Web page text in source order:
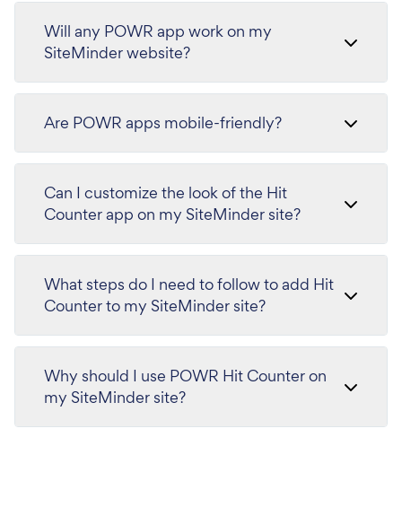
Will any POWR app work on my
SiteMinder website?
Are POWR apps mobile-friendly?
Can I customize the look of the Hit
Counter app on my SiteMinder site?
What steps do I need to follow to add Hit
Counter to my SiteMinder site?
Why should I use POWR Hit Counter on
my SiteMinder site?